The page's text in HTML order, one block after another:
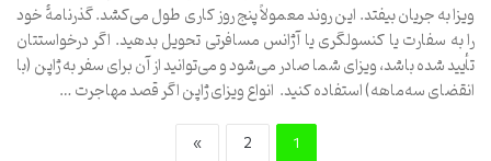
ویزا به جریان بیفتد. این روند معمولاً پنج روز کاری طول می‌کشد. گذرنامۀ خود
را به سفارت یا کنسولگری یا آژانس مسافرتی تحویل بدهید. اگر درخواستتان
تأیید شده باشد، ویزای شما صادر می‌شود و می‌توانید از آن برای سفر به ژاپن (با
انقضای سه‌ماهه) استفاده کنید. انواع ویزای ژاپن اگر قصد مهاجرت …
1
2
»